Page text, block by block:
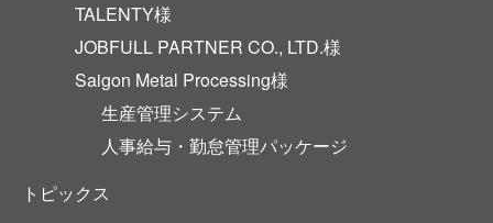
TALENTY様
JOBFULL PARTNER CO., LTD.様
Saigon Metal Processing様
生産管理システム
人事給与・勤怠管理パッケージ
トピックス